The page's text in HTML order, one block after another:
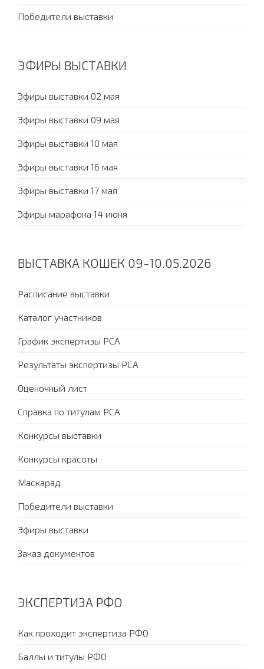
Победители выставки
ЭФИРЫ ВЫСТАВКИ
Эфиры выставки 02 мая
Эфиры выставки 09 мая
Эфиры выставки 10 мая
Эфиры выставки 16 мая
Эфиры выставки 17 мая
Эфиры марафона 14 июня
ВЫСТАВКА КОШЕК 09-10.05.2026
Расписание выставки
Каталог участников
График экспертизы PCA
Результаты экспертизы PCA
Оценочный лист
Справка по титулам PCA
Конкурсы выставки
Конкурсы красоты
Маскарад
Победители выставки
Эфиры выставки
Заказ документов
ЭКСПЕРТИЗА РФО
Как проходит экспертиза РФО
Баллы и титулы РФО